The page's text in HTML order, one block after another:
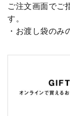
ご注文画面でご
す。
・お渡し袋のみ